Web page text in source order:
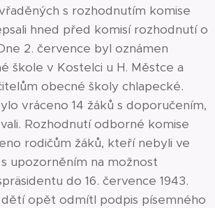
s rozhodnutím komise
hned před komisí rozhodnutí o
2. července byl oznámen
škole v Kostelci u H. Městce a
obecné školy chlapecké.
vráceno 14 žáků s doporučením,
Rozhodnutí odborné komise
rodičům žáků, kteří nebyli ve
upozorněním na možnost
do 16. července 1943.
opět odmítl podpis písemného